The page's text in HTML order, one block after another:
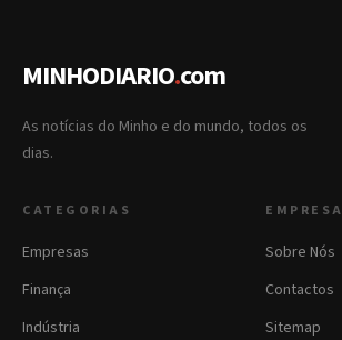
MINHODIARIO.com
As notícias do Minho e do mundo, todos os
dias.
CATEGORIAS
Empresas
Finança
Indústria
EMPRESA
Sobre Nós
Contactos
Sitemap